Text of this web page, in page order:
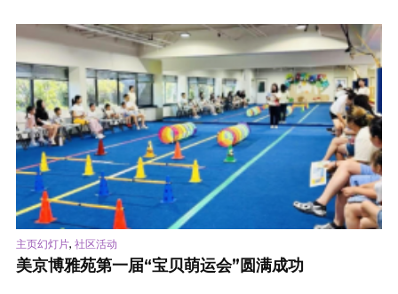
主页幻灯片, 社区活动
美京博雅苑第一届“宝贝萌运会”圆满成功